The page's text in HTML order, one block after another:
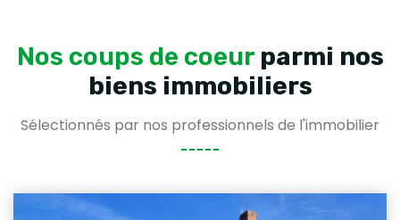
Nos coups de coeur parmi nos
biens immobiliers
Sélectionnés par nos professionnels de l'immobilier